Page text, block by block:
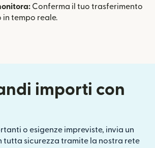
Conferma il tuo trasferimento
in tempo reale.
importi con
o esigenze impreviste, invia un
tutta sicurezza tramite la nostra rete